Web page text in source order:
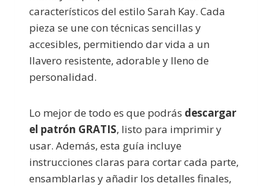
característicos del estilo Sarah Kay. Cada
pieza se une con técnicas sencillas y
accesibles, permitiendo dar vida a un
llavero resistente, adorable y lleno de
personalidad.
Lo mejor de todo es que podrás descargar
el patrón GRATIS, listo para imprimir y
usar. Además, esta guía incluye
instrucciones claras para cortar cada parte,
ensamblarlas y añadir los detalles finales,